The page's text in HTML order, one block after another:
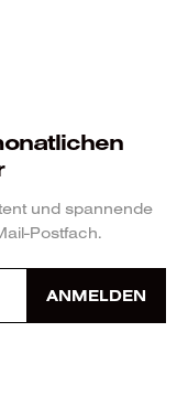
und spannende
Postfach.
ANMELDEN